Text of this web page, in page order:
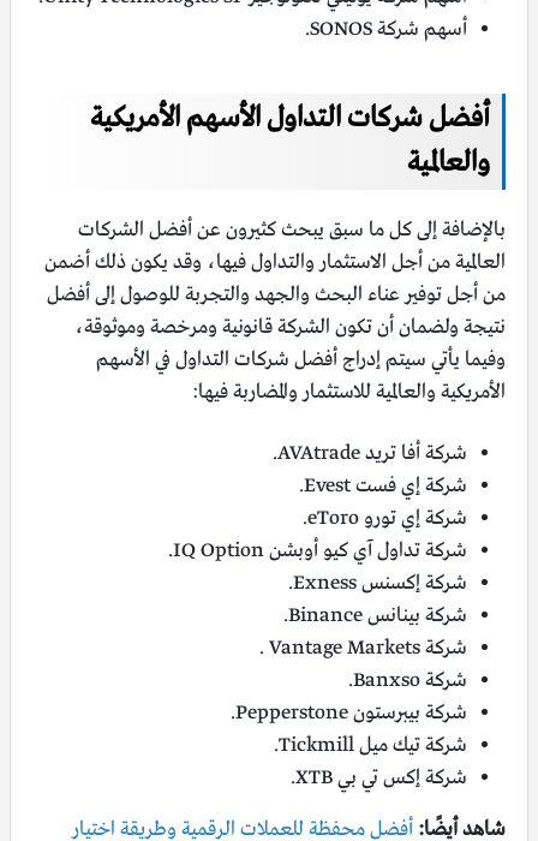
أسهم شركة SONOS.
أفضل شركات التداول الأسهم الأمريكية
والعالمية
بالإضافة إلى كل ما سبق يبحث كثيرون عن أفضل الشركات
العالمية من أجل الاستثمار والتداول فيها، وقد يكون ذلك أضمن
من أجل توفير عناء البحث والجهد والتجربة للوصول إلى أفضل
نتيجة ولضمان أن تكون الشركة قانونية ومرخصة وموثوقة،
وفيما يأتي سيتم إدراج أفضل شركات التداول في الأسهم
الأمريكية والعالمية للاستثمار والمضاربة فيها:
شركة أفا تريد AVAtrade.
شركة إي فست Evest.
شركة إي تورو eToro.
شركة تداول آي كيو أوبشن IQ Option.
شركة إكسنس Exness.
شركة بينانس Binance.
شركة Vantage Markets .
شركة Banxso.
شركة بيبرستون Pepperstone.
شركة تيك ميل Tickmill.
شركة إكس تي بي XTB.
شاهد أيضًا: أفضل محفظة للعملات الرقمية وطريقة اختيار